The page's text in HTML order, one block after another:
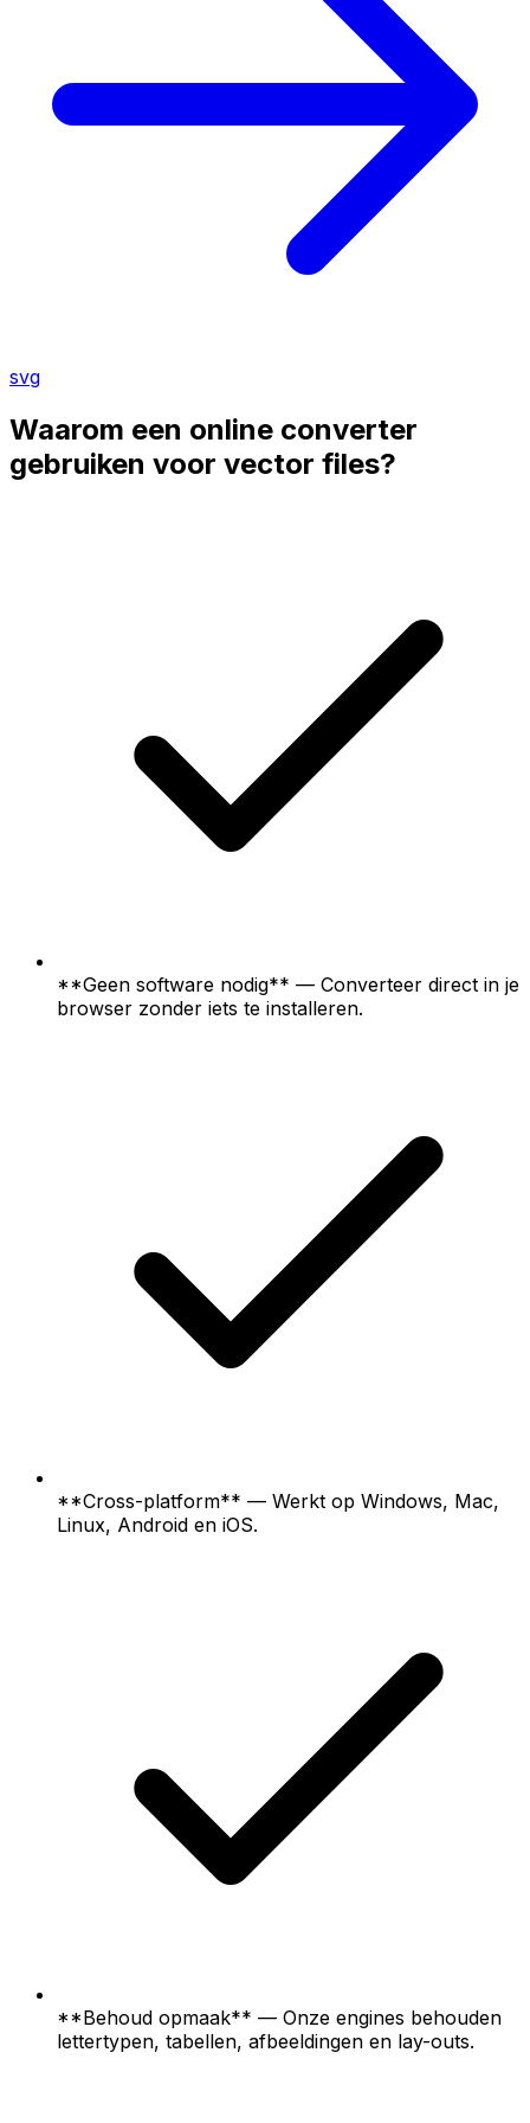
svg
Waarom een online converter
gebruiken voor vector files?
**Geen software nodig** — Converteer direct in je
browser zonder iets te installeren.
**Cross-platform** — Werkt op Windows, Mac,
Linux, Android en iOS.
**Behoud opmaak** — Onze engines behouden
lettertypen, tabellen, afbeeldingen en lay-outs.